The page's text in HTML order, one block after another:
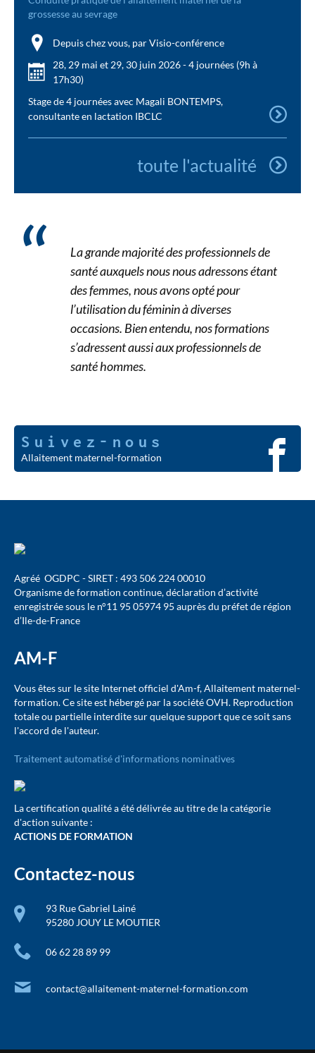
grossesse au sevrage
Depuis chez vous, par Visio-conférence
28, 29 mai et 29, 30 juin 2026 - 4 journées (9h à
17h30)
Stage de 4 journées avec Magali BONTEMPS,
consultante en lactation IBCLC
toute l'actualité
La grande majorité des professionnels de
santé auxquels nous nous adressons étant
des femmes, nous avons opté pour
l’utilisation du féminin à diverses
occasions. Bien entendu, nos formations
s’adressent aussi aux professionnels de
santé hommes.
Suivez-nous
Allaitement maternel-formation
Agréé OGDPC - SIRET : 493 506 224 00010
Organisme de formation continue, déclaration d’activité
enregistrée sous le n°11 95 05974 95 auprès du préfet de région
d’Ile-de-France
AM-F
Vous êtes sur le site Internet officiel d'Am-f, Allaitement maternel-
formation. Ce site est hébergé par la société OVH. Reproduction
totale ou partielle interdite sur quelque support que ce soit sans
l'accord de l'auteur.
Traitement automatisé d'informations nominatives
La certification qualité a été délivrée au titre de la catégorie
d'action suivante :
ACTIONS DE FORMATION
Contactez-nous
93 Rue Gabriel Lainé
95280 JOUY LE MOUTIER
06 62 28 89 99
contact@allaitement-maternel-formation.com